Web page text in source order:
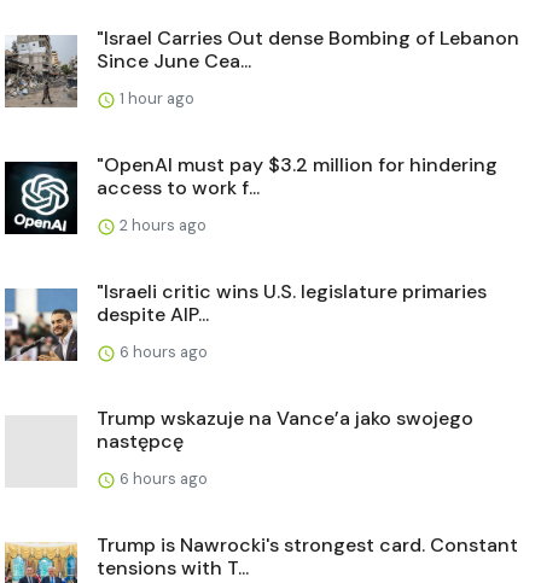
"Israel Carries Out dense Bombing of Lebanon
Since June Cea...
1 hour ago
"OpenAI must pay $3.2 million for hindering
access to work f...
2 hours ago
"Israeli critic wins U.S. legislature primaries
despite AIP...
6 hours ago
Trump wskazuje na Vance’a jako swojego
następcę
6 hours ago
Trump is Nawrocki's strongest card. Constant
tensions with T...